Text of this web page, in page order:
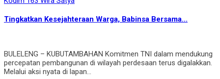
Tingkatkan Kesejahteraan Warga, Babinsa Bersama...
BULELENG – KUBUTAMBAHAN Komitmen TNI dalam mendukung
percepatan pembangunan di wilayah perdesaan terus digalakkan.
Melalui aksi nyata di lapan...